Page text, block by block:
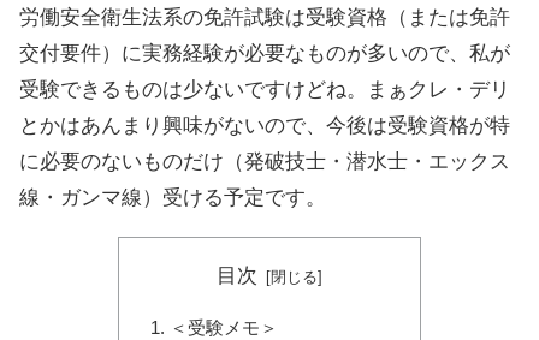
労働安全衛生法系の免許試験は受験資格（または免許
交付要件）に実務経験が必要なものが多いので、私が
受験できるものは少ないですけどね。まぁクレ・デリ
とかはあんまり興味がないので、今後は受験資格が特
に必要のないものだけ（発破技士・潜水士・エックス
線・ガンマ線）受ける予定です。
目次
＜受験メモ＞